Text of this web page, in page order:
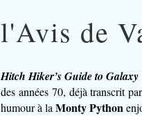
l'Avis de
Hitch Hiker’s Guide to Galaxy
des années 70, déjà transcrit
humour à la Monty Python